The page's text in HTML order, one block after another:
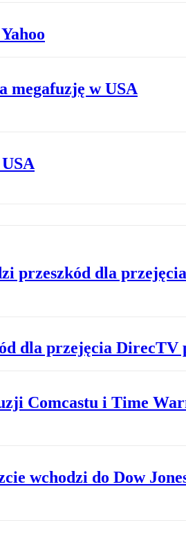
megafuzję w USA
przeszkód dla
dla przejęcia DirecTV
Comcastu i Time
wchodzi do Dow